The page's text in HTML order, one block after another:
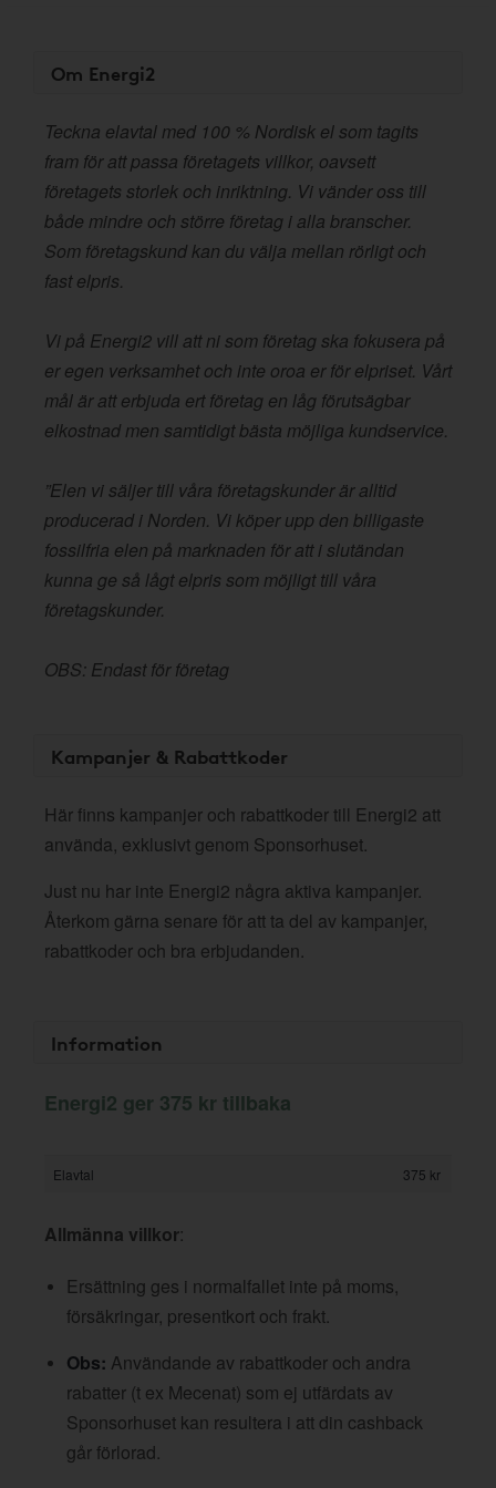
Om Energi2
Teckna elavtal med 100 % Nordisk el som tagits
fram för att passa företagets villkor, oavsett
företagets storlek och inriktning. Vi vänder oss till
både mindre och större företag i alla branscher.
Som företagskund kan du välja mellan rörligt och
fast elpris.
Vi på Energi2 vill att ni som företag ska fokusera på
er egen verksamhet och inte oroa er för elpriset. Vårt
mål är att erbjuda ert företag en låg förutsägbar
elkostnad men samtidigt bästa möjliga kundservice.
”Elen vi säljer till våra företagskunder är alltid
producerad i Norden. Vi köper upp den billigaste
fossilfria elen på marknaden för att i slutändan
kunna ge så lågt elpris som möjligt till våra
företagskunder.
OBS: Endast för företag
Kampanjer & Rabattkoder
Här finns kampanjer och rabattkoder till Energi2 att
använda, exklusivt genom Sponsorhuset.
Just nu har inte Energi2 några aktiva kampanjer.
Återkom gärna senare för att ta del av kampanjer,
rabattkoder och bra erbjudanden.
Information
Energi2 ger 375 kr tillbaka
Elavtal 375 kr
Allmänna villkor:
Ersättning ges i normalfallet inte på moms,
försäkringar, presentkort och frakt.
Obs: Användande av rabattkoder och andra
rabatter (t ex Mecenat) som ej utfärdats av
Sponsorhuset kan resultera i att din cashback
går förlorad.